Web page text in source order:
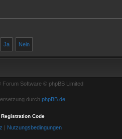
Forum Software © phpBB Limited
durch phpBB.de
Registration Code
| Nutzungsbedingungen